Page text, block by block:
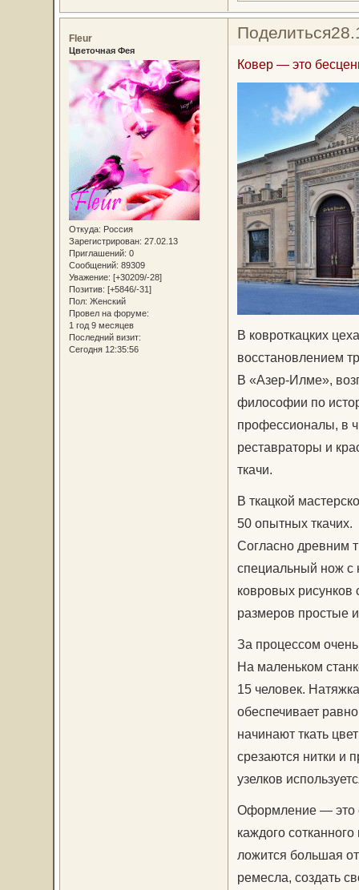
Поделиться
Fleur
Цветочная Фея
Откуда: Россия
Зарегистрирован: 27.02.13
Приглашений: 0
Сообщений: 89309
Уважение: [+30209/-28]
Позитив: [+5846/-31]
Пол: Женский
Провел на форуме:
1 год 9 месяцев
Последний визит:
Сегодня 12:35:56
Ковер — это
В ковроткацких
восстановлением
В «Азер-Илме»,
философии по
профессионалы, в
реставраторы и
ткачи.
В ткацкой
50 опытных ткачих.
Согласно древним
специальный нож с
ковровых рисунков
размеров простые
За процессом
На маленьком
15 человек.
обеспечивает
начинают ткать
срезаются нитки и
узелков
Оформление — это
каждого
ложится большая
ремесла, создать